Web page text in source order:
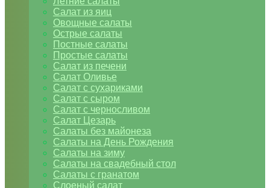
Салат из яиц
Овощные салаты
Острые салаты
Постные салаты
Простые салаты
Салат из печени
Салат Оливье
Салат с сухариками
Салат с сыром
Салат с черносливом
Салат Цезарь
Салаты без майонеза
Салаты на День Рождения
Салаты на зиму
Салаты на свадебный стол
Салаты с гранатом
Слоеный салат